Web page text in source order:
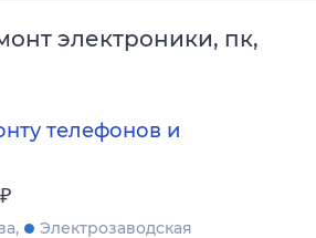
электроники, пк,
телефонов и
₽
Электрозаводская